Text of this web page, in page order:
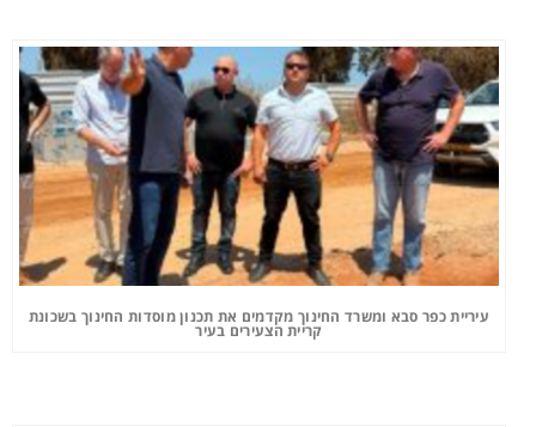
עיריית כפר סבא ומשרד החינוך מקדמים את תכנון מוסדות החינוך בשכונת
קריית הצעירים בעיר